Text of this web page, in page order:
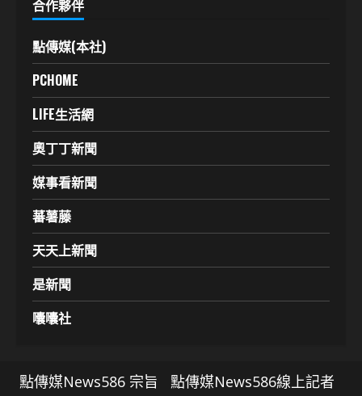
合作夥伴
點傳媒(本社)
PCHOME
LIFE生活網
奧丁丁新聞
媒事看新聞
蕃薯藤
天天上新聞
是新聞
囔囔社
點傳媒News586 宗旨 點傳媒News586線上記者